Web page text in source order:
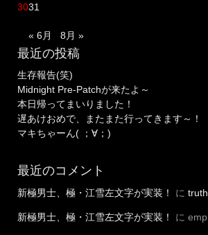
3031
« 6月 8月 »
最近の投稿
生存報告(笑)
Midnight Pre-Patchが来たよ～
本日帰ってまいりました！
遅あけおめで、またまた行ってきます～！
マキちゃーん( ；∀；)
最近のコメント
新極男士、極・江雪左文字が実装！ に truth
新極男士、極・江雪左文字が実装！ に emp